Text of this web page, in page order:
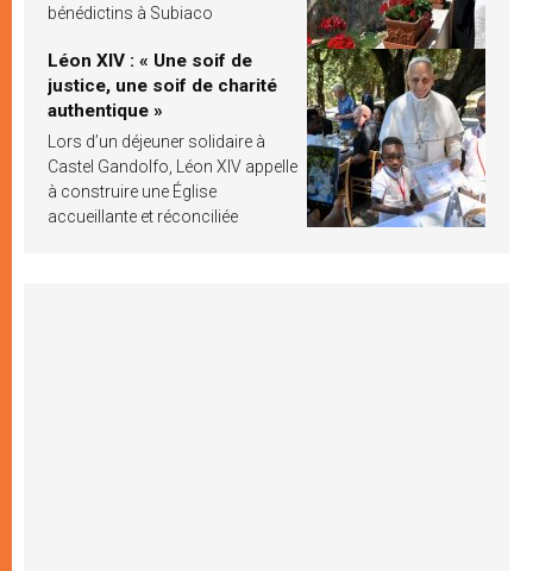
bénédictins à Subiaco
Léon XIV : « Une soif de
justice, une soif de charité
authentique »
Lors d’un déjeuner solidaire à
Castel Gandolfo, Léon XIV appelle
à construire une Église
accueillante et réconciliée